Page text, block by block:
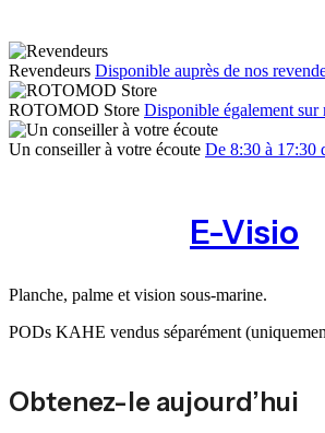
Revendeurs Disponible auprès de nos
ROTOMOD Store Disponible également sur
Un conseiller à votre écoute De 8:30 à 17:30
E-Visio
Planche, palme et vision sous-marine.
PODs KAHE vendus séparément
Obtenez-le aujourd’hui